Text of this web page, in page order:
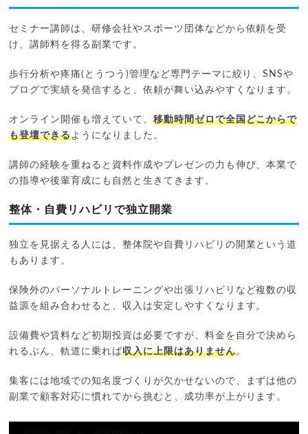
セミナー講師は、研修会社やスポーツ団体などから依頼を受
け、講師料を得る副業です。
歩行分析や疼痛(とうつう)管理など専門テーマに絞り、SNSや
ブログで実績を発信すると、依頼が舞い込みやすくなります。
オンライン開催も増えていて、 移動時間ゼロで全国どこからで
も登壇できるようになりました。
講師の経験を重ねると資料作成やプレゼンの力も伸び、本業で
の指導や後輩育成にも自然と生きてきます。
整体・自費リハビリで独立開業
独立を見据える人には、整体院や自費リハビリの開業という道
もあります。
保険外のパーソナルトレーニングや出張リハビリなど複数の収
益源を組み合わせると、収入は安定しやすくなります。
設備費や賃料など初期投資は必要ですが、料金を自分で決めら
れるぶん、軌道に乗れば収入に上限はありません。
集客には地域での知名度づくりが欠かせないので、まずは他の
副業で顧客対応に慣れてから挑むと、成功率が上がります。